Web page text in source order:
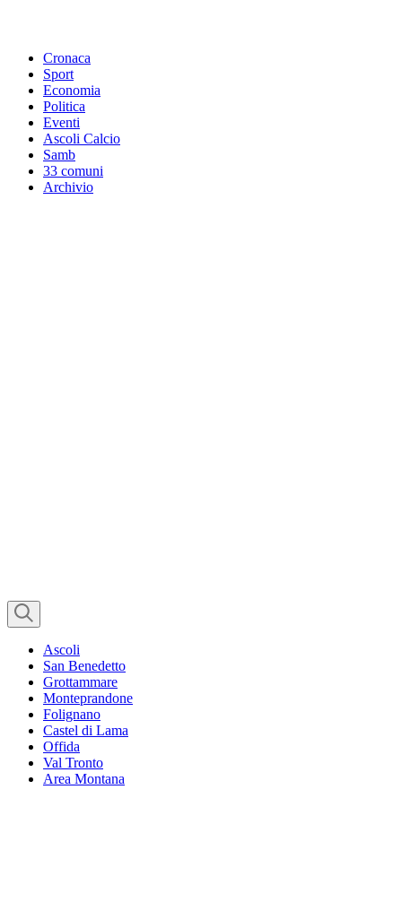
Cronaca
Sport
Economia
Politica
Eventi
Ascoli Calcio
Samb
33 comuni
Archivio
Ascoli
San Benedetto
Grottammare
Monteprandone
Folignano
Castel di Lama
Offida
Val Tronto
Area Montana